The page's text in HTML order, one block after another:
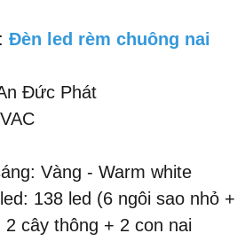
Đèn led rèm chuông nai
Đức Phát
Vàng - Warm white
138 led (6 ngôi sao nhỏ +
2 cây thông + 2 con nai